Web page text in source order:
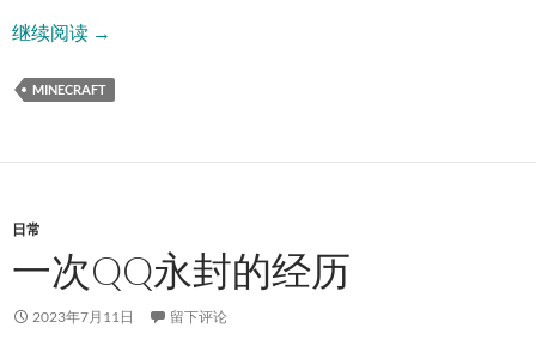
继续阅读远景幻想之域——MC摄影
→
MINECRAFT
日常
一次QQ永封的经历
2023年7月11日 留下评论